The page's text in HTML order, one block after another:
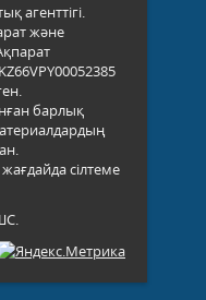
агенттігі.
және
барлық
сілтеме